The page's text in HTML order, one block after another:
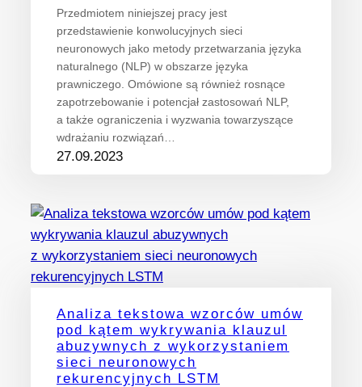
Przedmiotem niniejszej pracy jest
przedstawienie konwolucyjnych sieci
neuronowych jako metody przetwarzania języka
naturalnego (NLP) w obszarze języka
prawniczego. Omówione są również rosnące
zapotrzebowanie i potencjał zastosowań NLP,
a także ograniczenia i wyzwania towarzyszące
wdrażaniu rozwiązań…
27.09.2023
Analiza tekstowa wzorców umów
pod kątem wykrywania klauzul
abuzywnych z wykorzystaniem
sieci neuronowych
rekurencyjnych LSTM